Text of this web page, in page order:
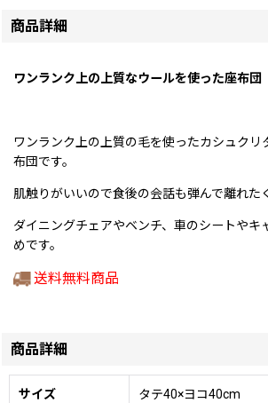
商品詳細
ワンランク上の上質なウールを使った座布団
ワンランク上の上質の毛を使ったカシュクリ
布団です。
肌触りがいいので食後の会話も弾んで離れた
ダイニングチェアやベンチ、車のシートやキ
めです。
送料無料商品
商品詳細
サイズ タテ40×ヨコ40cm